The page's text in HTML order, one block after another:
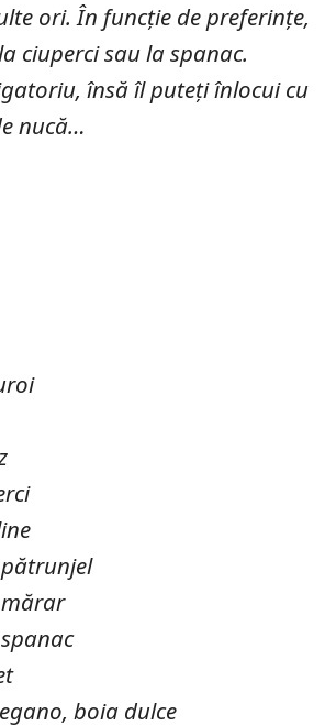
ori. În funcție de preferințe,
ciuperci sau la spanac.
însă îl puteți înlocui cu
nucă…
boia dulce